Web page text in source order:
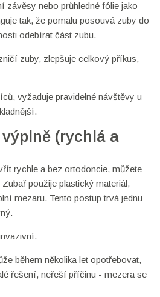
závěsy nebo průhledné fólie jako
tak, že pomalu posouvá zuby do
odebírat část zubu.
zuby, zlepšuje celkový příkus,
vyžaduje pravidelné návštěvy u
(rychlá a
rychle a bez ortodoncie, můžete
použije plastický materiál,
mezaru. Tento postup trvá jednu
během několika let opotřebovat,
řešení, neřeší příčinu - mezera se